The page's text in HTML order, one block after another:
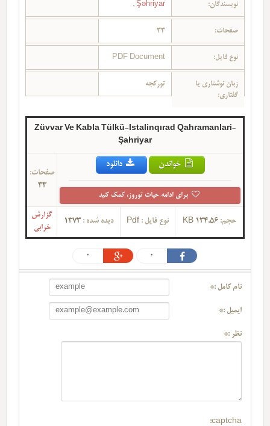
نویسندگان: Şəhriyar
,
صفحات: 33
نوع فایل: PDF Document
زبان نوشتاری یا
گفتاری:
تورکجه
Züvvar Ve Kabla Tülkü-Istalinqırad Qahramanlari-
Şahriyar
خواندن دانلود
برای ادامه حیات توروز، کمک کنید
صفحات:
33
حجم:134.56 KB نوع فایل : Pdf دیده شده : 1373
گزارش
خرابی
0
0
نام کامل :*
ایمیل :*
نظر :*
captcha: